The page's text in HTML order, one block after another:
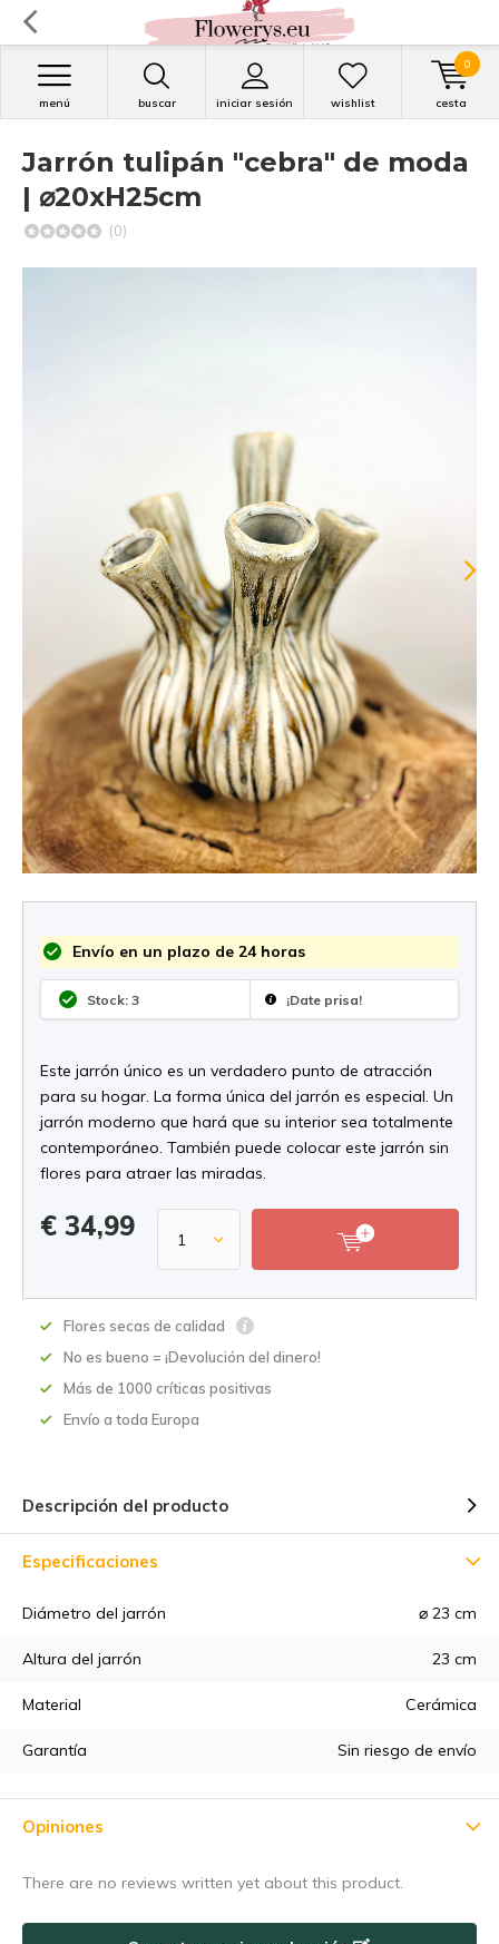
buscar iniciar sesión
menú wishlist cesta
0
Jarrón tulipán "cebra" de moda
| ⌀20xH25cm
(0)
Envío en un plazo de 24 horas
Stock: 3 ¡Date prisa!
Este jarrón único es un verdadero punto de atracción
para su hogar. La forma única del jarrón es especial. Un
jarrón moderno que hará que su interior sea totalmente
contemporáneo. También puede colocar este jarrón sin
flores para atraer las miradas.
€ 34,99
Flores secas de calidad
No es bueno = ¡Devolución del dinero!
Más de 1000 críticas positivas
Envío a toda Europa
Descripción del producto
Especificaciones
Diámetro del jarrón ⌀ 23 cm
Altura del jarrón 23 cm
Material Cerámica
Garantía Sin riesgo de envío
Opiniones
There are no reviews written yet about this product.